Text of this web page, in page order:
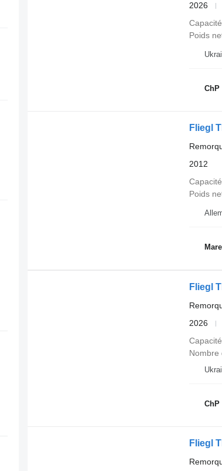
2026
Poids
ChP
Fliegl
2012
Poids
Fliegl
2026
Nombre
ChP
Fliegl